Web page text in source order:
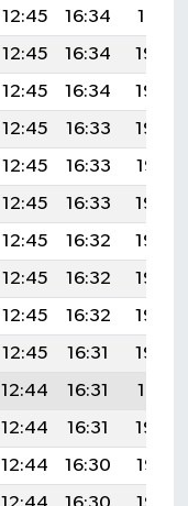
12:45 16:34
19:51
12:45 16:34
19:50
12:45 16:34
19:49
12:45 16:33
19:48
12:45 16:33
19:47
12:45 16:33
19:46
12:45 16:32
19:45
12:45 16:32
19:44
12:45 16:32
19:43
12:45 16:31
19:42
12:44 16:31
19:41
12:44 16:31
19:40
12:44 16:30
19:38